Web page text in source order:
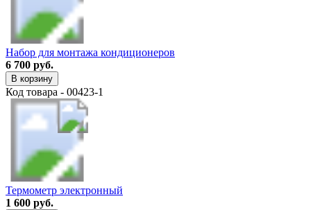
Набор для монтажа кондиционеров
6 700 руб.
В корзину
Код товара - 00423-1
Термометр электронный
1 600 руб.